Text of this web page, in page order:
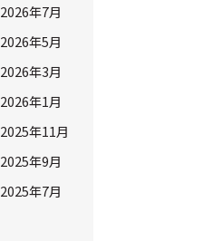
2026年7月
2026年5月
2026年3月
2026年1月
2025年11月
2025年9月
2025年7月